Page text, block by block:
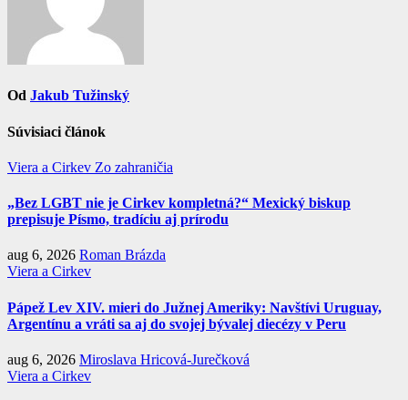
Od Jakub Tužinský
Súvisiaci článok
Viera a Cirkev Zo zahraničia
„Bez LGBT nie je Cirkev kompletná?“ Mexický biskup
prepisuje Písmo, tradíciu aj prírodu
aug 6, 2026 Roman Brázda
Viera a Cirkev
Pápež Lev XIV. mieri do Južnej Ameriky: Navštívi Uruguay,
Argentínu a vráti sa aj do svojej bývalej diecézy v Peru
aug 6, 2026 Miroslava Hricová-Jurečková
Viera a Cirkev